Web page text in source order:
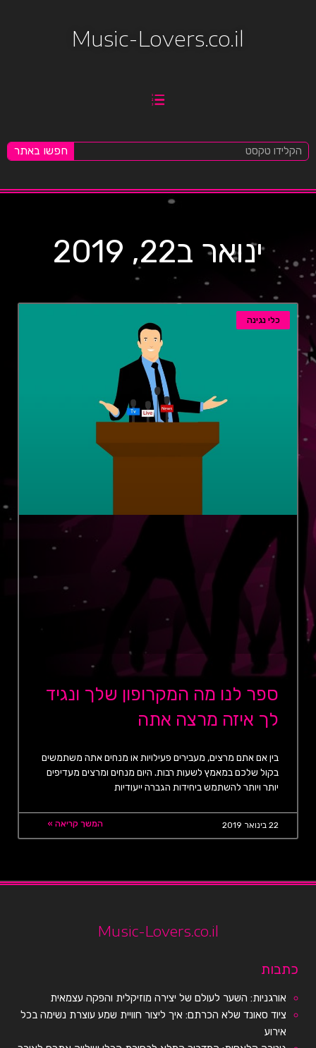
Music-Lovers.co.il
חפשו באתר
ינואר ב22, 2019
כלי נגינה
ספר לנו מה המקרופון שלך ונגיד
לך איזה מרצה אתה
בין אם אתם מרצים, מעבירים פעילויות או מנחים אתה משתמשים
בקול שלכם במאמץ לשעות רבות. היום מנחים ומרצים מעדיפים
יותר ויותר להשתמש ביחידות הגברה ייעודיות
המשך קריאה » 22 בינואר 2019
כתבות
אורגניות: השער לעולם של יצירה מוזיקלית והפקה עצמאית
ציוד סאונד שלא הכרתם: איך ליצור חוויית שמע עוצרת נשימה בכל
אירוע
Music-Lovers.co.il